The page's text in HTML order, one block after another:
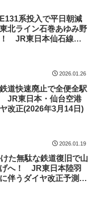
系投入で平日朝減
北ライン石巻あゆみ野
JR東日本仙石線ダ
2026.01.26
道快速廃止で全便全駅
JR東日本・仙台空港
改正(2026年3月14日)
2026.01.19
た無駄な鉄道復旧で山
へ！ JR東日本陸羽
伴うダイヤ改正予測